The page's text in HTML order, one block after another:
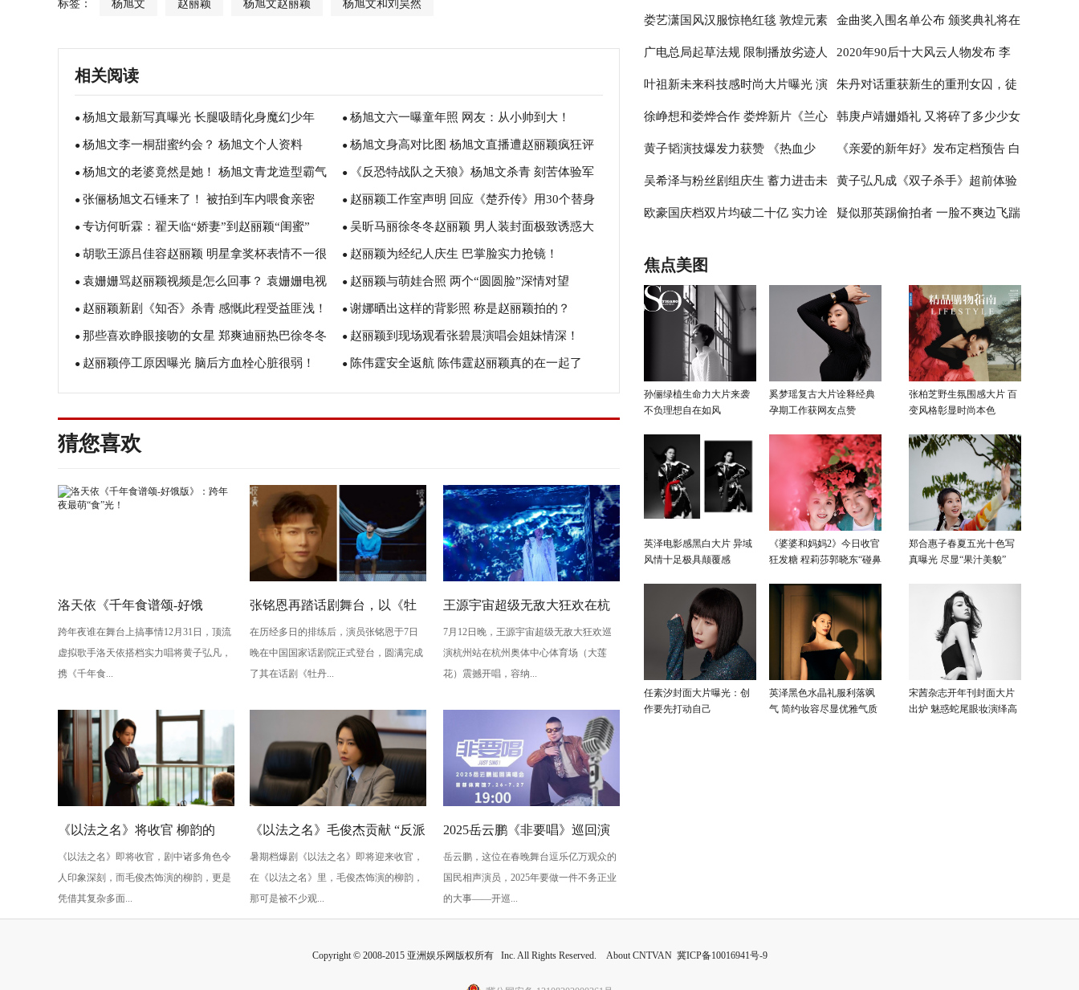
标签： 杨旭文 赵丽颖 杨旭文赵丽颖 杨旭文和刘昊然
相关阅读
● 杨旭文最新写真曝光 长腿吸睛化身魔幻少年 ● 杨旭文六一曝童年照 网友：从小帅到大！
● 杨旭文李一桐甜蜜约会？ 杨旭文个人资料 ● 杨旭文身高对比图 杨旭文直播遭赵丽颖疯狂评
论！
● 杨旭文的老婆竟然是她！ 杨旭文青龙造型霸气
高颜值！
● 《反恐特战队之天狼》杨旭文杀青 刻苦体验军
旅生活
● 张俪杨旭文石锤来了！ 被拍到车内喂食亲密 ● 赵丽颖工作室声明 回应《楚乔传》用30个替身
传言！
● 专访何昕霖：翟天临“娇妻”到赵丽颖“闺蜜” ● 吴昕马丽徐冬冬赵丽颖 男人装封面极致诱惑大
比拼
● 胡歌王源吕佳容赵丽颖 明星拿奖杯表情不一很
精彩
● 赵丽颖为经纪人庆生 巴掌脸实力抢镜！
● 袁姗姗骂赵丽颖视频是怎么回事？ 袁姗姗电视
剧有哪些？ 袁姗姗图片性感美艳
● 赵丽颖与萌娃合照 两个“圆圆脸”深情对望
● 赵丽颖新剧《知否》杀青 感慨此程受益匪浅！ ● 谢娜晒出这样的背影照 称是赵丽颖拍的？
● 那些喜欢睁眼接吻的女星 郑爽迪丽热巴徐冬冬
赵丽颖
● 赵丽颖到现场观看张碧晨演唱会姐妹情深！
● 赵丽颖停工原因曝光 脑后方血栓心脏很弱！ ● 陈伟霆安全返航 陈伟霆赵丽颖真的在一起了
吗？
猜您喜欢
洛天依《千年食谱颂-好饿
版》：跨年夜最萌“食”光！
跨年夜谁在舞台上搞事情12月31日，顶流
虚拟歌手洛天依搭档实力唱将黄子弘凡，
携《千年食...
张铭恩再踏话剧舞台，以《牡
丹亭上三生路》续写古典深
情，全新演绎“柳梦梅”至情至
在历经多日的排练后，演员张铭恩于7日
晚在中国国家话剧院正式登台，圆满完成
了其在话剧《牡丹...
王源宇宙超级无敌大狂欢在杭
州开唱 用心细节诠释双向奔赴
的爱
7月12日晚，王源宇宙超级无敌大狂欢巡
演杭州站在杭州奥体中心体育场（大莲
花）震撼开唱，容纳...
《以法之名》将收官 柳韵的
“蠢” 让毛俊杰重回巅峰
《以法之名》即将收官，剧中诸多角色令
人印象深刻，而毛俊杰饰演的柳韵，更是
凭借其复杂多面...
《以法之名》毛俊杰贡献 “反派
级” 演技？柳韵的 “蠢” 是表演
的胜利！
暑期档爆剧《以法之名》即将迎来收官，
在《以法之名》里，毛俊杰饰演的柳韵，
那可是被不少观...
2025岳云鹏《非要唱》巡回演
唱会北京站：用音乐讲最朴素
的真心话
岳云鹏，这位在春晚舞台逗乐亿万观众的
国民相声演员，2025年要做一件不务正业
的大事——开巡...
伴侣程梁温暖治愈 感满满
娄艺潇国风汉服惊艳红毯 敦煌元素
彰显时尚包容性
金曲奖入围名单公布 颁奖典礼将在
台北小巨蛋举行
广电总局起草法规 限制播放劣迹人
员参与的节目
2020年90后十大风云人物发布 李
子柒居首李佳琦辛有志纷纷入围
叶祖新未来科技感时尚大片曝光 演
绎春日太阳男神
朱丹对话重获新生的重刑女囚，徒
步20公里亲历深山医疗
徐峥想和娄烨合作 娄烨新片《兰心
大剧院》却宣布撤档
韩庚卢靖姗婚礼 又将碎了多少少女
的心
黄子韬演技爆发力获赞 《热血少
年》收官在即
《亲爱的新年好》发布定档预告 白
百何张子枫温馨约定跨年公映
吴希泽与粉丝剧组庆生 蓄力进击未
来可期
黄子弘凡成《双子杀手》超前体验
官 出席首映红毯推广电影革新
欧豪国庆档双片均破二十亿 实力诠 疑似那英踢偷拍者 一脸不爽边飞踹
焦点美图
孙俪绿植生命力大片来袭
不负理想自在如风
奚梦瑶复古大片诠释经典
孕期工作获网友点赞
张柏芝野生氛围感大片 百
变风格彰显时尚本色
英泽电影感黑白大片 异域
风情十足极具颠覆感
《婆婆和妈妈2》今日收官
狂发糖 程莉莎郭晓东“碰鼻
郑合惠子春夏五光十色写
真曝光 尽显“果汁美貌”
任素汐封面大片曝光：创
作要先打动自己
英泽黑色水晶礼服利落飒
气 简约妆容尽显优雅气质
宋茜杂志开年刊封面大片
出炉 魅惑蛇尾眼妆演绎高
Copyright © 2008-2015 亚洲娱乐网版权所有 Inc. All Rights Reserved. About CNTVAN 冀ICP备10016941号-9